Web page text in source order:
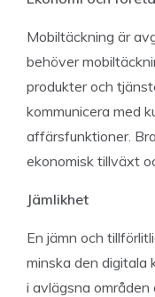
Mobiltäckning är
behöver
produkter och
kommunicera med
affärsfunktioner.
ekonomisk tillväxt
Jämlikhet
En jämn och
minska den digitala
i avlägsna områden